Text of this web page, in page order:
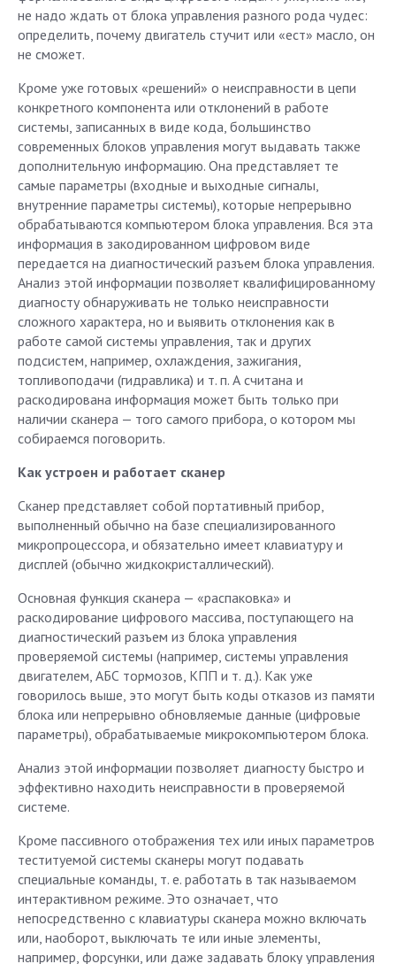
не надо ждать от блока управления разного рода чудес:
определить, почему двигатель стучит или «ест» масло, он
не сможет.
Кроме уже готовых «решений» о неисправности в цепи
конкретного компонента или отклонений в работе
системы, записанных в виде кода, большинство
современных блоков управления могут выдавать также
дополнительную информацию. Она представляет те
самые параметры (входные и выходные сигналы,
внутренние параметры системы), которые непрерывно
обрабатываются компьютером блока управления. Вся эта
информация в закодированном цифровом виде
передается на диагностический разъем блока управления.
Анализ этой информации позволяет квалифицированному
диагносту обнаруживать не только неисправности
сложного характера, но и выявить отклонения как в
работе самой системы управления, так и других
подсистем, например, охлаждения, зажигания,
топливоподачи (гидравлика) и т. п. А считана и
раскодирована информация может быть только при
наличии сканера — того самого прибора, о котором мы
собираемся поговорить.
Как устроен и работает сканер
Сканер представляет собой портативный прибор,
выполненный обычно на базе специализированного
микропроцессора, и обязательно имеет клавиатуру и
дисплей (обычно жидкокристаллический).
Основная функция сканера — «распаковка» и
раскодирование цифрового массива, поступающего на
диагностический разъем из блока управления
проверяемой системы (например, системы управления
двигателем, АБС тормозов, КПП и т. д.). Как уже
говорилось выше, это могут быть коды отказов из памяти
блока или непрерывно обновляемые данные (цифровые
параметры), обрабатываемые микрокомпьютером блока.
Анализ этой информации позволяет диагносту быстро и
эффективно находить неисправности в проверяемой
системе.
Кроме пассивного отображения тех или иных параметров
теституемой системы сканеры могут подавать
специальные команды, т. е. работать в так называемом
интерактивном режиме. Это означает, что
непосредственно с клавиатуры сканера можно включать
или, наоборот, выключать те или иные элементы,
например, форсунки, или даже задавать блоку управления